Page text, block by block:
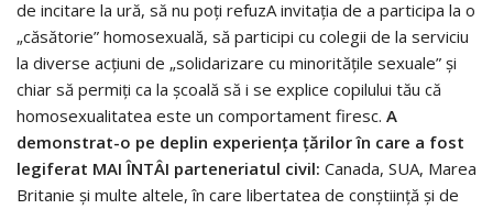
de incitare la ură, să nu poți refuzA invitația de a participa la o
„căsătorie” homosexuală, să participi cu colegii de la serviciu
la diverse acțiuni de „solidarizare cu minoritățile sexuale” și
chiar să permiți ca la școală să i se explice copilului tău că
homosexualitatea este un comportament firesc. A
demonstrat-o pe deplin experiența țărilor în care a fost
legiferat MAI ÎNTÂI parteneriatul civil: Canada, SUA, Marea
Britanie și multe altele, în care libertatea de conștiință și de